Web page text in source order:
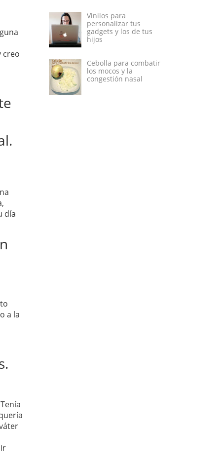
creo
día
a la
Vinilos para
personalizar tus
gadgets y los de tus
hijos
Cebolla para combatir
los mocos y la
congestión nasal